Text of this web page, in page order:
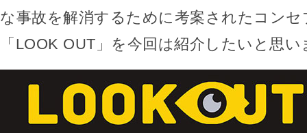
な事故を解消するために考案されたコン
「LOOK OUT」を今回は紹介したいと思い